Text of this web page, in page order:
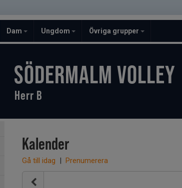
Dam Ungdom Övriga grupper
SÖDERMALM VOLLEY
Herr B
Kalender
Gå till idag | Prenumerera